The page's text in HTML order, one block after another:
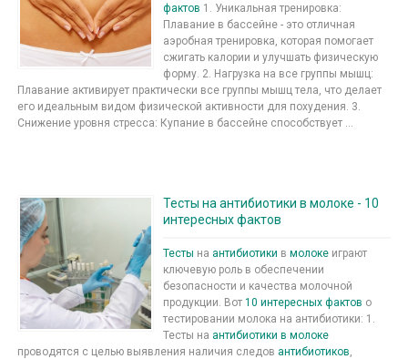
фактов 1. Уникальная тренировка:
Плавание в бассейне - это отличная
аэробная тренировка, которая помогает
сжигать калории и улучшать физическую
форму. 2. Нагрузка на все группы мышц:
Плавание активирует практически все группы мышц тела, что делает
его идеальным видом физической активности для похудения. 3.
Снижение уровня стресса: Купание в бассейне способствует ...
Тесты на антибиотики в молоке - 10
интересных фактов
Тесты на антибиотики в молоке играют
ключевую роль в обеспечении
безопасности и качества молочной
продукции. Вот 10 интересных фактов о
тестировании молока на антибиотики: 1.
Тесты на антибиотики в молоке
проводятся с целью выявления наличия следов антибиотиков,